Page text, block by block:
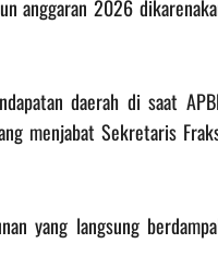
anggaran 2026
daerah di saat
menjabat Sekretaris
yang langsung